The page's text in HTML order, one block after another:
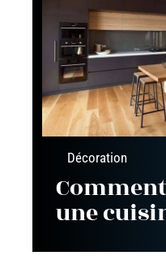
Décoration
une